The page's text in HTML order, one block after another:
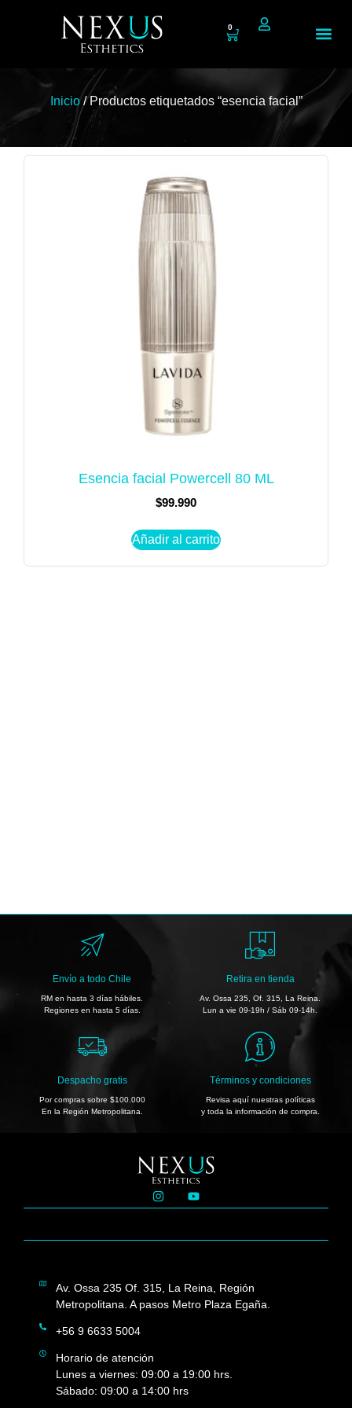
0
Inicio/ Productos etiquetados “esencia facial”
Esencia facial Powercell 80 ML
$99.990
Añadir al carrito
Retira en tienda
Av. Ossa 235, Of. 315, La Reina.
Lun a vie 09-19h / Sáb 09-14h.
Despacho gratis
Por compras sobre $100.000
En la Región Metropolitana.
Envío a todo Chile
RM en hasta 3 días hábiles.
Regiones en hasta 5 días.
Términos y condiciones
Revisa aquí nuestras políticas
y toda la información de compra.
Av. Ossa 235 Of. 315, La Reina, Región
Metropolitana. A pasos Metro Plaza Egaña.
+56 9 6633 5004
Horario de atención
Lunes a viernes: 09:00 a 19:00 hrs.
Sábado: 09:00 a 14:00 hrs